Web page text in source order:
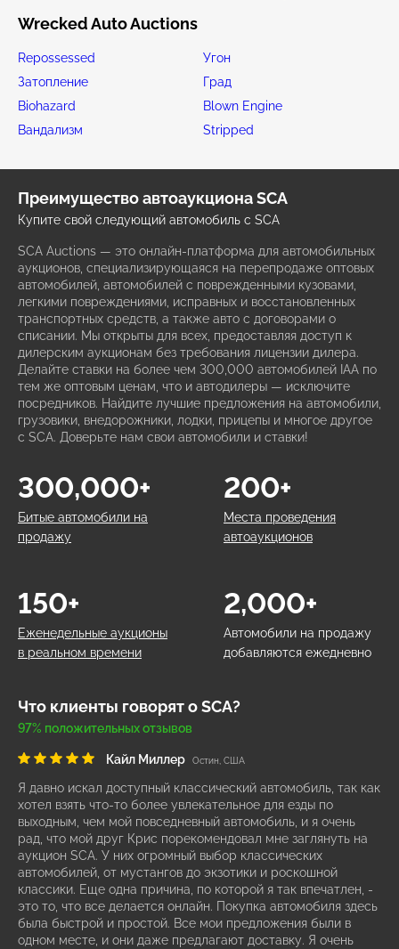
Wrecked Auto Auctions
Repossessed
Угон
Затопление
Град
Biohazard
Blown Engine
Вандализм
Stripped
Преимущество автоаукциона SCA
Купите свой следующий автомобиль с SCA
SCA Auctions — это онлайн-платформа для автомобильных
аукционов, специализирующаяся на перепродаже оптовых
автомобилей, автомобилей с поврежденными кузовами,
легкими повреждениями, исправных и восстановленных
транспортных средств, а также авто с договорами о
списании. Мы открыты для всех, предоставляя доступ к
дилерским аукционам без требования лицензии дилера.
Делайте ставки на более чем 300,000 автомобилей IAA по
тем же оптовым ценам, что и автодилеры — исключите
посредников. Найдите лучшие предложения на автомобили,
грузовики, внедорожники, лодки, прицепы и многое другое
с SCA. Доверьте нам свои автомобили и ставки!
Битые автомобили на
продажу
300,000+
Места проведения
автоаукционов
200+
Еженедельные аукционы
в реальном времени
150+
Автомобили на продажу
добавляются ежедневно
2,000+
Что клиенты говорят о SCA?
97% положительных отзывов
Кайл Миллер Остин, США
Я давно искал доступный классический автомобиль, так как
хотел взять что-то более увлекательное для езды по
выходным, чем мой повседневный автомобиль, и я очень
рад, что мой друг Крис порекомендовал мне заглянуть на
аукцион SCA. У них огромный выбор классических
автомобилей, от мустангов до экзотики и роскошной
классики. Еще одна причина, по которой я так впечатлен, -
это то, что все делается онлайн. Покупка автомобиля здесь
была быстрой и простой. Все мои предложения были в
одном месте, и они даже предлагают доставку. Я очень